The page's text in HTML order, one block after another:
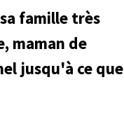
famille très
maman de
jusqu'à ce que